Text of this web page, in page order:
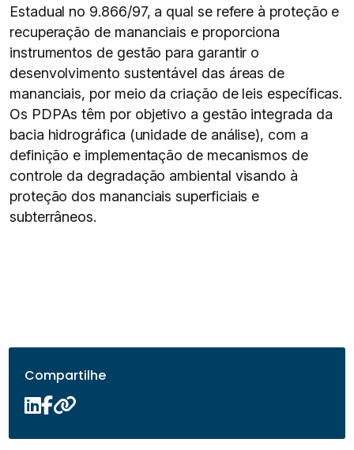
Estadual no 9.866/97, a qual se refere à proteção e
recuperação de mananciais e proporciona
instrumentos de gestão para garantir o
desenvolvimento sustentável das áreas de
mananciais, por meio da criação de leis específicas.
Os PDPAs têm por objetivo a gestão integrada da
bacia hidrográfica (unidade de análise), com a
definição e implementação de mecanismos de
controle da degradação ambiental visando à
proteção dos mananciais superficiais e
subterrâneos.
Compartilhe